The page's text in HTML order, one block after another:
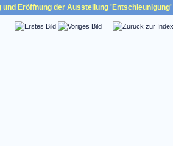
und Eröffnung der Ausstellung